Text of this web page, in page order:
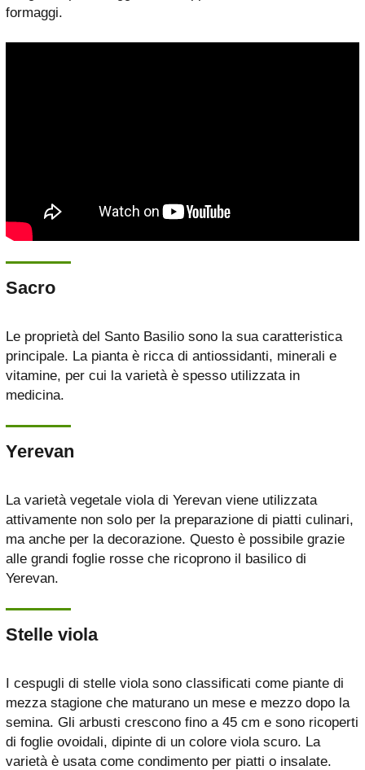
formaggi.
Sacro
Le proprietà del Santo Basilio sono la sua caratteristica
principale. La pianta è ricca di antiossidanti, minerali e
vitamine, per cui la varietà è spesso utilizzata in
medicina.
Yerevan
La varietà vegetale viola di Yerevan viene utilizzata
attivamente non solo per la preparazione di piatti culinari,
ma anche per la decorazione. Questo è possibile grazie
alle grandi foglie rosse che ricoprono il basilico di
Yerevan.
Stelle viola
I cespugli di stelle viola sono classificati come piante di
mezza stagione che maturano un mese e mezzo dopo la
semina. Gli arbusti crescono fino a 45 cm e sono ricoperti
di foglie ovoidali, dipinte di un colore viola scuro. La
varietà è usata come condimento per piatti o insalate.